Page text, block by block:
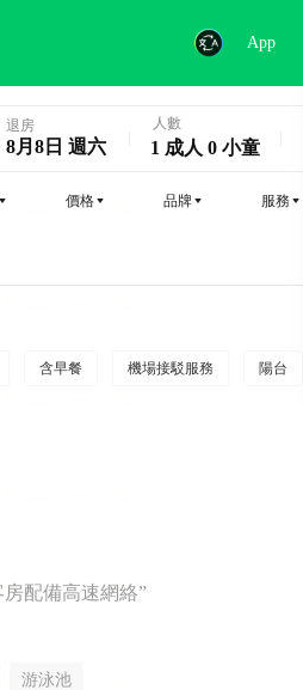
App
退房
8月8日 週六
人數
1 成人 0 小童
價格 品牌 服務
含早餐 機場接駁服務 陽台
房配備高速網絡”
游泳池